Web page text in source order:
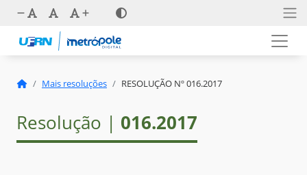
Mais resoluções RESOLUÇÃO Nº 016.2017
Resolução | 016.2017